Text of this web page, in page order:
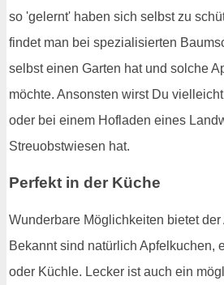
so 'gelernt' haben sich selbst zu
findet man bei spezialisierten
selbst einen Garten hat und solche
möchte. Ansonsten wirst Du
oder bei einem Hofladen eines
Streuobstwiesen hat.
Perfekt in der Küche
Wunderbare Möglichkeiten bietet
Bekannt sind natürlich Apfelkuchen,
oder Küchle. Lecker ist auch ein